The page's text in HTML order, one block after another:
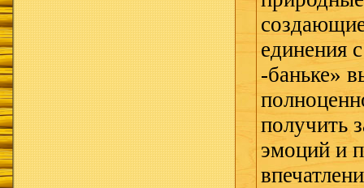
единения
-баньке»
получить
эмоций и